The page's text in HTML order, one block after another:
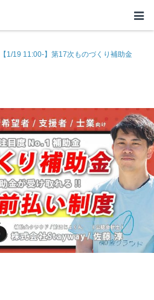
【1/19 11:00-】第17次ものづくり補助金